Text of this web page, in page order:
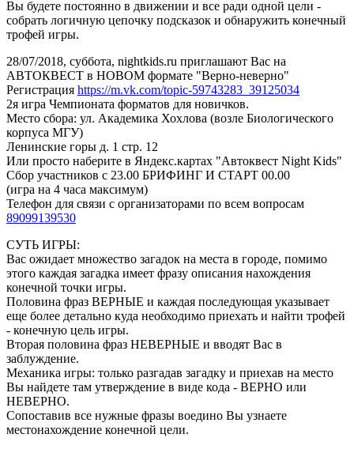
Вы будете постоянно в движении и все ради одной цели -
собрать логичную цепочку подсказок и обнаружить конечный
трофей игры.
28/07/2018, суббота, nightkids.ru приглашают Вас на
АВТОКВЕСТ в НОВОМ формате "Верно-неверно"
Регистрация https://m.vk.com/topic-59743283_39125034
2я игра Чемпионата форматов для новичков.
Место сбора: ул. Академика Хохлова (возле Биологического
корпуса МГУ)
Ленинские горы д. 1 стр. 12
Или просто наберите в Яндекс.картах "Автоквест Night Kids"
Сбор участников с 23.00 БРИФИНГ И СТАРТ 00.00
(игра на 4 часа максимум)
Телефон для связи с организаторами по всем вопросам
89099139530
СУТЬ ИГРЫ:
Вас ожидает множество загадок на места в городе, помимо
этого каждая загадка имеет фразу описания нахождения
конечной точки игры.
Половина фраз ВЕРНЫЕ и каждая последующая указывает
еще более детально куда необходимо приехать и найти трофей
- конечную цель игры.
Вторая половина фраз НЕВЕРНЫЕ и вводят Вас в
заблуждение.
Механика игры: только разгадав загадку и приехав на место
Вы найдете там утверждение в виде кода - ВЕРНО или
НЕВЕРНО.
Сопоставив все нужные фразы воедино Вы узнаете
местонахождение конечной цели.